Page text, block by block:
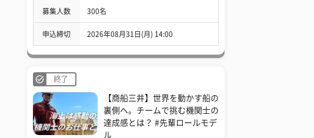
募集人数 300名
申込締切 2026年08月31日(月) 14:00
終了
【商船三井】世界を動かす船の
裏側へ。チームで挑む機関士の
達成感とは？ #先輩ロールモデ
ル